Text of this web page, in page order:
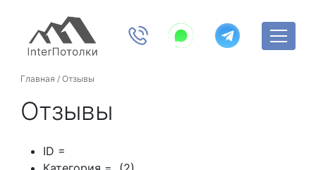
Главная / Отзывы
Отзывы
ID =